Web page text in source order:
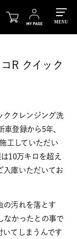
MENU
R クイック
ククレンジング洗
登録から5年、
工していただい
10万キロを超え
入庫いただいてお
の汚れを落とす
なかったとの事で
いてしまうんです